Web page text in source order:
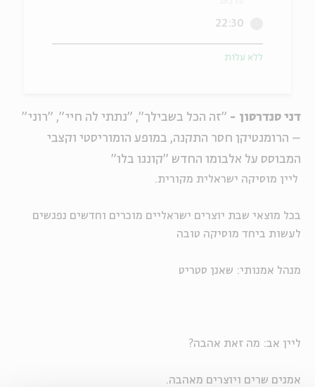
דני סנדרסון - "זה הכל בשבילך", "נתתי לה חיי", "רוני"
– הרומנטיקן חסר התקנה, במופע הומוריסטי וקצבי
המבוסס על אלבומו החדש "קונגו בלו"
ליין מוסיקה ישראלית מקורית.
בכל מוצאי שבת יוצרים ישראליים מוכרים וחדשים נפגשים
לעשות ביחד מוסיקה טובה
מנהל אמנותי: שאנן סטריט
ליין אב: מה זאת אהבה?
אמנים שרים ויוצרים מאהבה.
22:30
ללא עלות